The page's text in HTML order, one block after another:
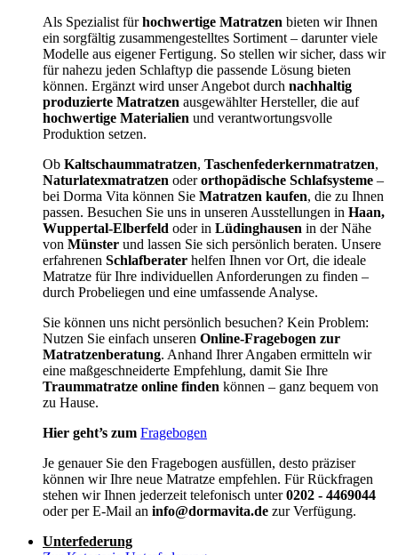
Als Spezialist fürhochwertige Matratzen bieten wir Ihnen
ein sorgfältig zusammengestelltes Sortiment – darunter viele
Modelle aus eigener Fertigung. So stellen wir sicher, dass wir
für nahezu jeden Schlaftyp die passende Lösung bieten
können. Ergänzt wird unser Angebot durch nachhaltig
produzierte Matratzen ausgewählter Hersteller, die auf
hochwertige Materialien und verantwortungsvolle
Produktion setzen.
Ob Kaltschaummatratzen, Taschenfederkernmatratzen,
Naturlatexmatratzen oderorthopädische Schlafsysteme –
bei Dorma Vita können Sie Matratzen kaufen, die zu Ihnen
passen. Besuchen Sie uns in unseren Ausstellungen in Haan,
Wuppertal-Elberfeld oder in Lüdinghausen in der Nähe
von Münster und lassen Sie sich persönlich beraten. Unsere
erfahrenen Schlafberater helfen Ihnen vor Ort, die ideale
Matratze für Ihre individuellen Anforderungen zu finden –
durch Probeliegen und eine umfassende Analyse.
Sie können uns nicht persönlich besuchen? Kein Problem:
Nutzen Sie einfach unseren Online-Fragebogen zur
Matratzenberatung. Anhand Ihrer Angaben ermitteln wir
eine maßgeschneiderte Empfehlung, damit Sie Ihre
Traummatratze online finden können – ganz bequem von
zu Hause.
Hier geht’s zum Fragebogen
Je genauer Sie den Fragebogen ausfüllen, desto präziser
können wir Ihre neue Matratze empfehlen. Für Rückfragen
stehen wir Ihnen jederzeit telefonisch unter0202 - 4469044
oder per E-Mail an info@dormavita.de zur Verfügung.
Unterfederung